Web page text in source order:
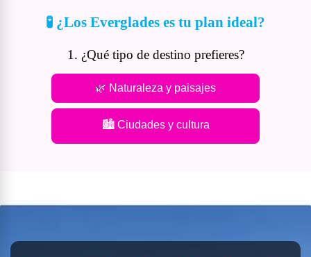
🧪 ¿Los Everglades es tu plan ideal?
1. ¿Qué tipo de destino prefieres?
🌿 Naturaleza y paisajes
🏙️ Ciudades y cultura